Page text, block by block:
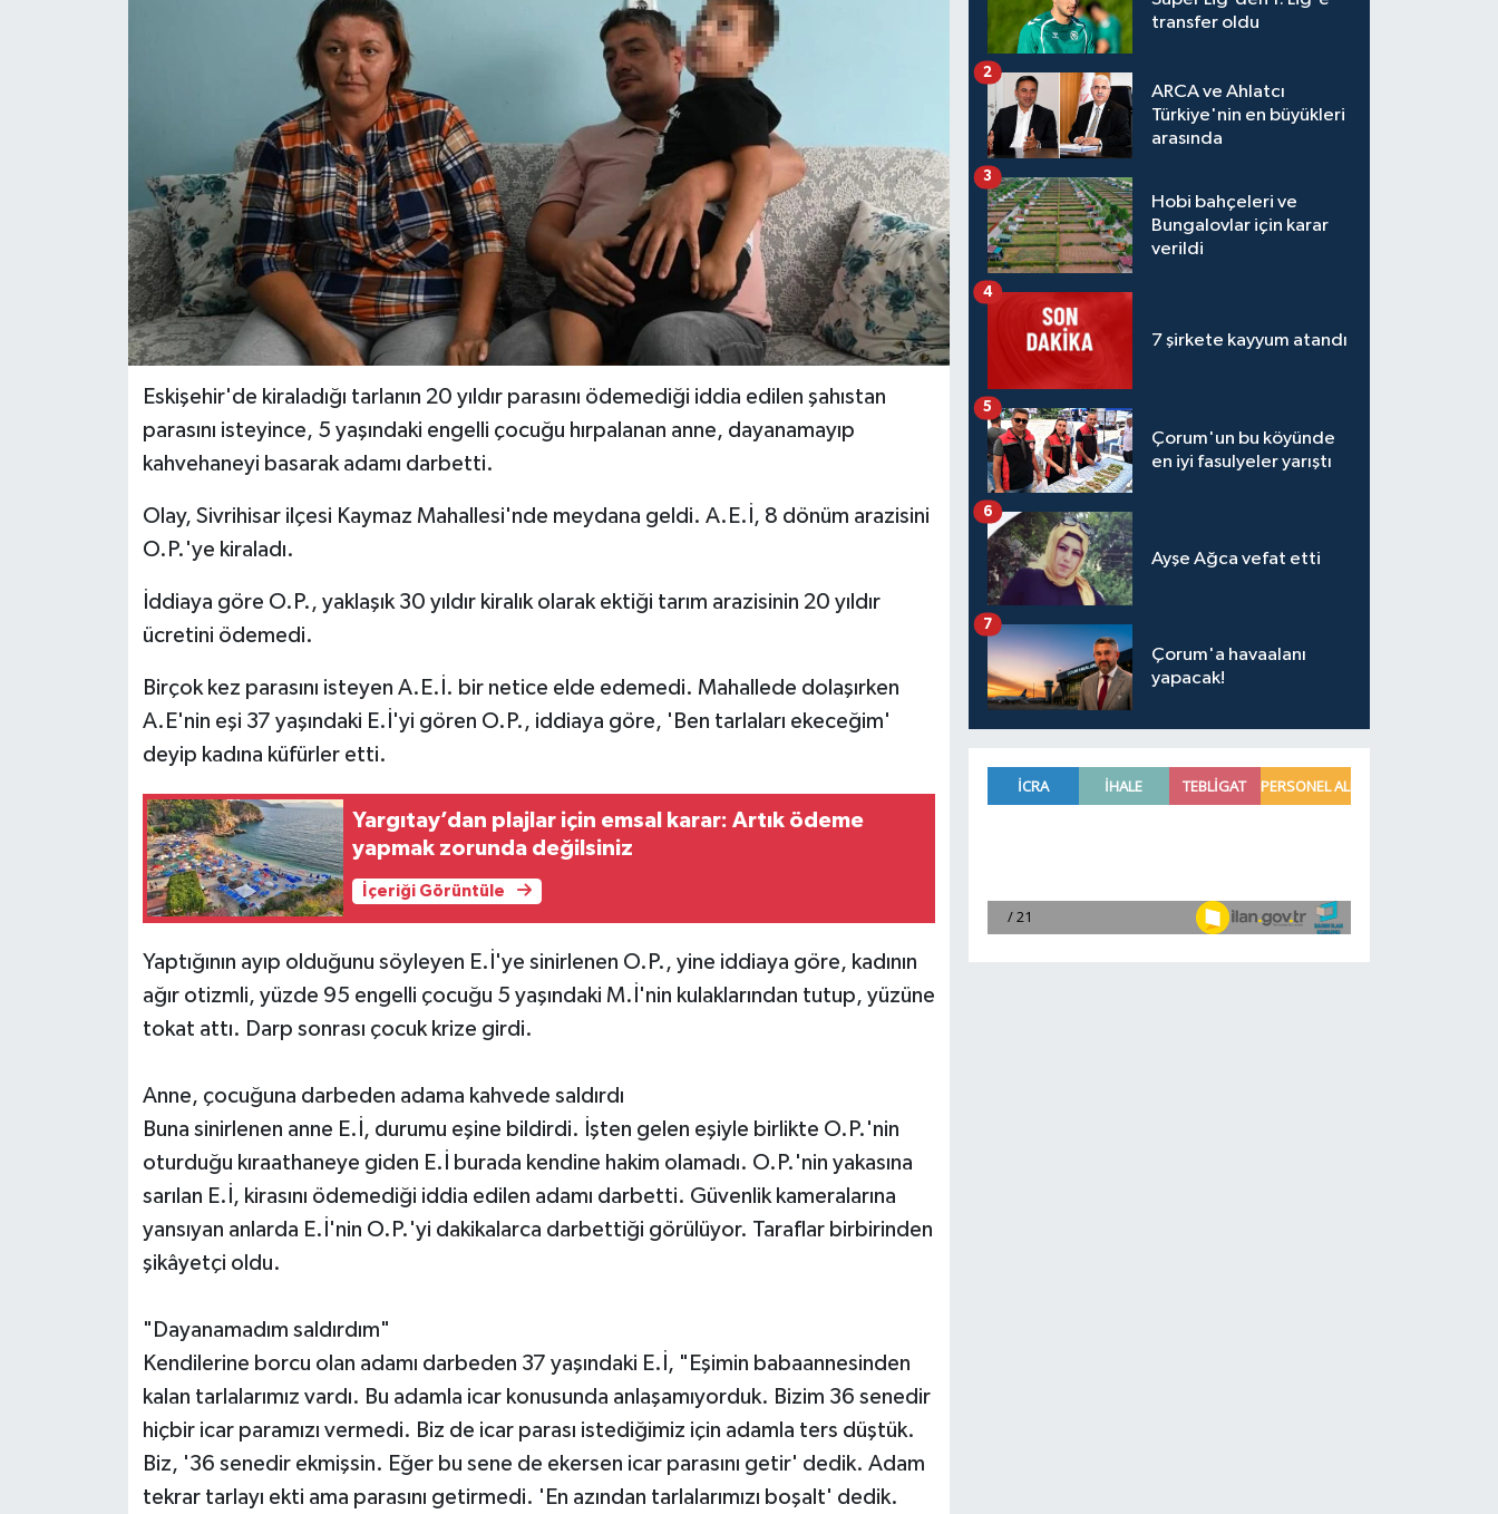
Eskişehir'de kiraladığı tarlanın 20 yıldır parasını ödemediği iddia edilen şahıstan
parasını isteyince, 5 yaşındaki engelli çocuğu hırpalanan anne, dayanamayıp
kahvehaneyi basarak adamı darbetti.
Olay, Sivrihisar ilçesi Kaymaz Mahallesi'nde meydana geldi. A.E.İ, 8 dönüm arazisini
O.P.'ye kiraladı.
İddiaya göre O.P., yaklaşık 30 yıldır kiralık olarak ektiği tarım arazisinin 20 yıldır
ücretini ödemedi.
Birçok kez parasını isteyen A.E.İ. bir netice elde edemedi. Mahallede dolaşırken
A.E'nin eşi 37 yaşındaki E.İ'yi gören O.P., iddiaya göre, 'Ben tarlaları ekeceğim'
deyip kadına küfürler etti.
Yargıtay’dan plajlar için emsal karar: Artık ödeme
yapmak zorunda değilsiniz
İçeriği Görüntüle
Yaptığının ayıp olduğunu söyleyen E.İ'ye sinirlenen O.P., yine iddiaya göre, kadının
ağır otizmli, yüzde 95 engelli çocuğu 5 yaşındaki M.İ'nin kulaklarından tutup, yüzüne
tokat attı. Darp sonrası çocuk krize girdi.
Anne, çocuğuna darbeden adama kahvede saldırdı
Buna sinirlenen anne E.İ, durumu eşine bildirdi. İşten gelen eşiyle birlikte O.P.'nin
oturduğu kıraathaneye giden E.İ burada kendine hakim olamadı. O.P.'nin yakasına
sarılan E.İ, kirasını ödemediği iddia edilen adamı darbetti. Güvenlik kameralarına
yansıyan anlarda E.İ'nin O.P.'yi dakikalarca darbettiği görülüyor. Taraflar birbirinden
şikâyetçi oldu.
"Dayanamadım saldırdım"
Kendilerine borcu olan adamı darbeden 37 yaşındaki E.İ, "Eşimin babaannesinden
kalan tarlalarımız vardı. Bu adamla icar konusunda anlaşamıyorduk. Bizim 36 senedir
hiçbir icar paramızı vermedi. Biz de icar parası istediğimiz için adamla ters düştük.
Biz, '36 senedir ekmişsin. Eğer bu sene de ekersen icar parasını getir' dedik. Adam
tekrar tarlayı ekti ama parasını getirmedi. 'En azından tarlalarımızı boşalt' dedik.
transfer oldu
ARCA ve Ahlatcı
Türkiye'nin en büyükleri
arasında
2
Hobi bahçeleri ve
Bungalovlar için karar
verildi
3
7 şirkete kayyum atandı
4
Çorum'un bu köyünde
en iyi fasulyeler yarıştı
5
Ayşe Ağca vefat etti
6
Çorum'a havaalanı
yapacak!
7